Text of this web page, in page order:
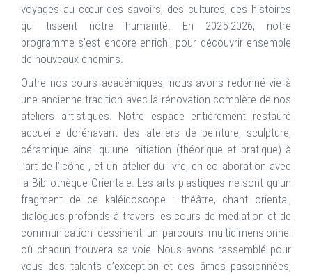
voyages au cœur des savoirs, des cultures, des histoires
qui tissent notre humanité. En 2025-2026, notre
programme s’est encore enrichi, pour découvrir ensemble
de nouveaux chemins.
Outre nos cours académiques, nous avons redonné vie à
une ancienne tradition avec la rénovation complète de nos
ateliers artistiques. Notre espace entièrement restauré
accueille dorénavant des ateliers de peinture, sculpture,
céramique ainsi qu’une initiation (théorique et pratique) à
l’art de l’icône , et un atelier du livre, en collaboration avec
la Bibliothèque Orientale. Les arts plastiques ne sont qu’un
fragment de ce kaléidoscope : théâtre, chant oriental,
dialogues profonds à travers les cours de médiation et de
communication dessinent un parcours multidimensionnel
où chacun trouvera sa voie. Nous avons rassemblé pour
vous des talents d’exception et des âmes passionnées,